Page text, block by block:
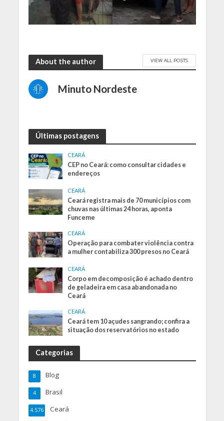
About the author VIEW ALL POSTS
Minuto Nordeste
Últimas postagens
CEARÁ
CEP no Ceará: como consultar cidades e
endereços
CEARÁ
Ceará registra mais de 70 municípios com
chuvas nas últimas 24 horas, aponta
Funceme
CEARÁ
Operação para combater violência contra
a mulher contabiliza 300 presos no Ceará
CEARÁ
Corpo em decomposição é achado dentro
de geladeira em casa abandonada no
Ceará
CEARÁ
Ceará tem 10 açudes sangrando; confira a
situação dos reservatórios no estado
Categorias
Blog
8
Brasil
4
Ceará
4.576